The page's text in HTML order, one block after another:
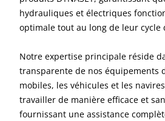
hydrauliques et électriques
optimale tout au long de leur cycle
Notre expertise principale réside
transparente de nos équipements
mobiles, les véhicules et les
travailler de manière efficace et
fournissant une assistance